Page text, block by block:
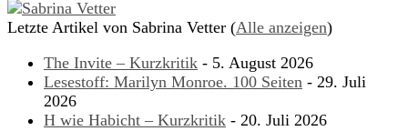
Letzte Artikel von Sabrina Vetter (Alle anzeigen)
The Invite – Kurzkritik - 5. August 2026
Lesestoff: Marilyn Monroe. 100 Seiten - 29. Juli
2026
H wie Habicht – Kurzkritik - 20. Juli 2026